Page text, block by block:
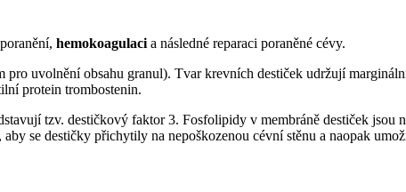
hemokoagulaci a následné reparaci poraněné cévy.
pro uvolnění obsahu granul). Tvar krevních destiček udržují
protein trombostenin.
tzv. destičkový faktor 3. Fosfolipidy v membráně destiček jsou
se destičky přichytily na nepoškozenou cévní stěnu a naopak